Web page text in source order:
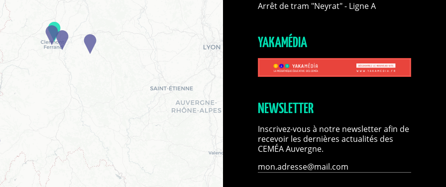
Arrêt de tram "Neyrat" - Ligne A
YAKAMÉDIA
NEWSLETTER
Inscrivez-vous à notre newsletter afin de
recevoir les dernières actualités des
CEMÉA Auvergne.